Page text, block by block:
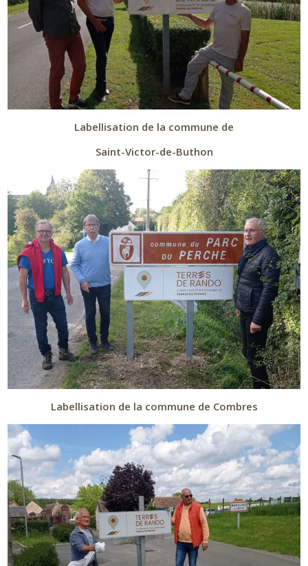
Labellisation de la commune de
Saint-Victor-de-Buthon
Labellisation de la commune de Combres